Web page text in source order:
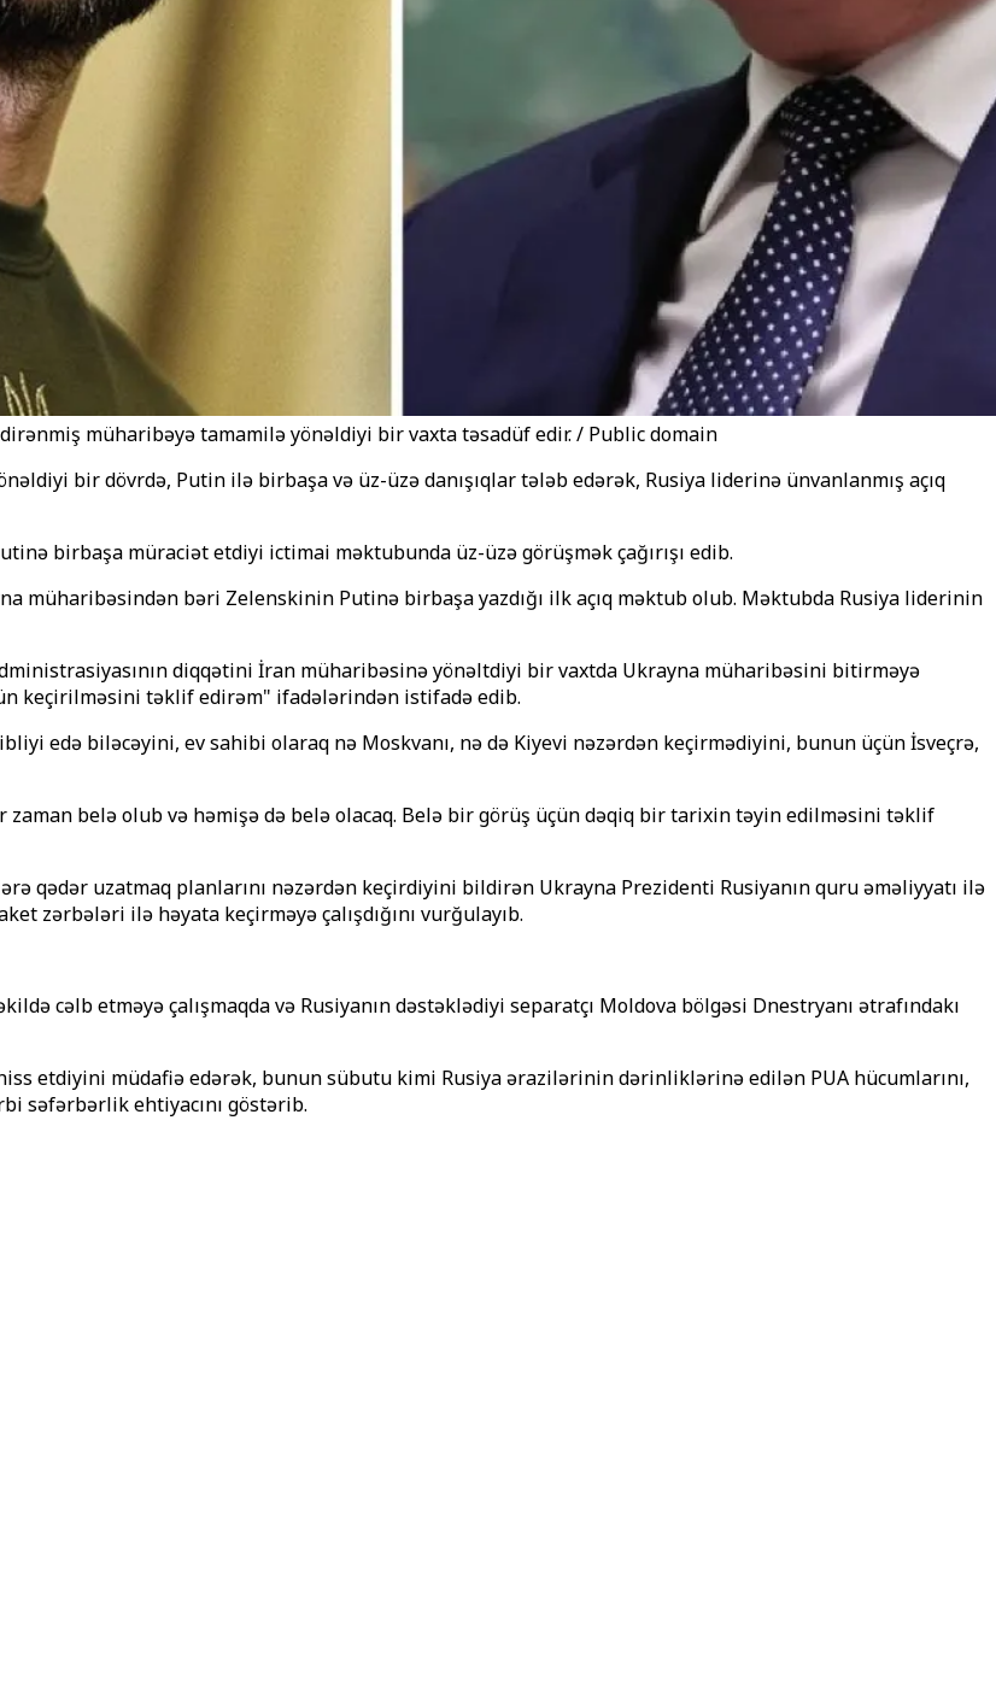
müharibəyə tamamilə yönəldiyi bir vaxta təsadüf edir. / Public domain
bir dövrdə, Putin ilə birbaşa və üz-üzə danışıqlar tələb edərək, Rusiya liderinə ünvanlanmış açıq
birbaşa müraciət etdiyi ictimai məktubunda üz-üzə görüşmək çağırışı edib.
müharibəsindən bəri Zelenskinin Putinə birbaşa yazdığı ilk açıq məktub olub. Məktubda Rusiya liderinin
diqqətini İran müharibəsinə yönəltdiyi bir vaxtda Ukrayna müharibəsini bitirməyə
keçirilməsini təklif edirəm" ifadələrindən istifadə edib.
edə biləcəyini, ev sahibi olaraq nə Moskvanı, nə də Kiyevi nəzərdən keçirmədiyini, bunun üçün İsveçrə,
belə olub və həmişə də belə olacaq. Belə bir görüş üçün dəqiq bir tarixin təyin edilməsini təklif
qədər uzatmaq planlarını nəzərdən keçirdiyini bildirən Ukrayna Prezidenti Rusiyanın quru əməliyyatı ilə
zərbələri ilə həyata keçirməyə çalışdığını vurğulayıb.
cəlb etməyə çalışmaqda və Rusiyanın dəstəklədiyi separatçı Moldova bölgəsi Dnestryanı ətrafındakı
etdiyini müdafiə edərək, bunun sübutu kimi Rusiya ərazilərinin dərinliklərinə edilən PUA hücumlarını,
səfərbərlik ehtiyacını göstərib.